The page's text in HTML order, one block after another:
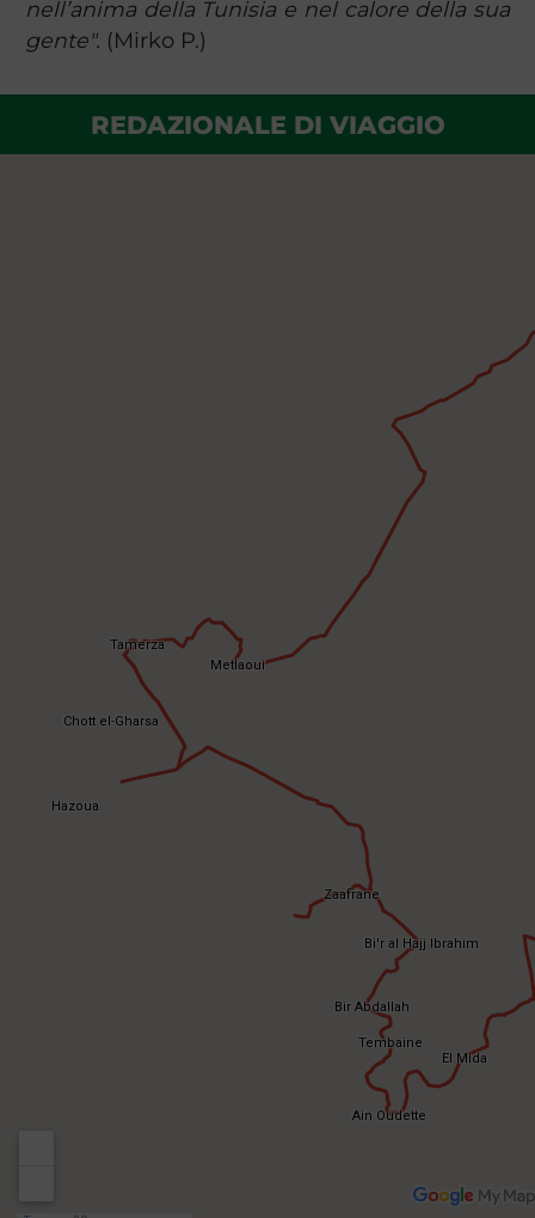
nell’anima della Tunisia e nel calore della sua
gente". (Mirko P.)
REDAZIONALE DI VIAGGIO